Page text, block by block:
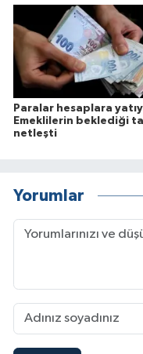
Paralar hesaplara
Emeklilerin beklediği
netleşti
Yorumlar